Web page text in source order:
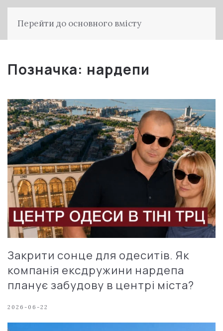
Перейти до основного вмісту
Позначка: нардепи
Закрити сонце для одеситів. Як
компанія ексдружини нардепа
планує забудову в центрі міста?
2026-06-22